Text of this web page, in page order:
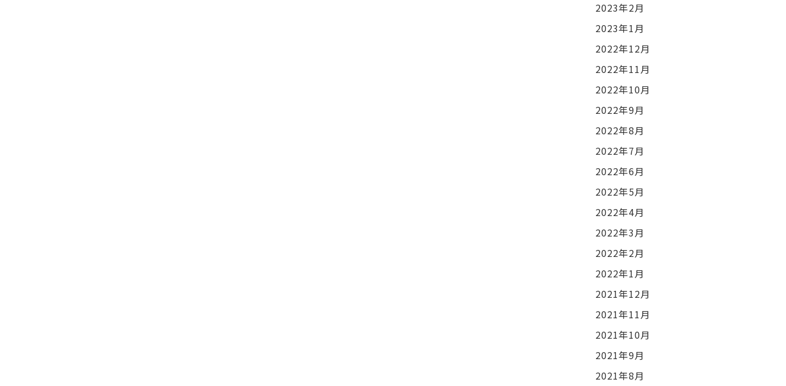
2023年2月
2023年1月
2022年12月
2022年11月
2022年10月
2022年9月
2022年8月
2022年7月
2022年6月
2022年5月
2022年4月
2022年3月
2022年2月
2022年1月
2021年12月
2021年11月
2021年10月
2021年9月
2021年8月